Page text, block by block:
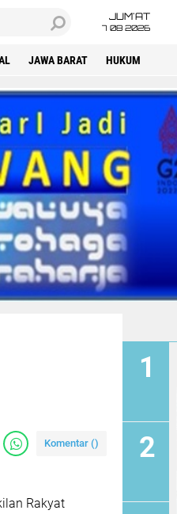
JUM'AT
7 08 2026
JAWA BARAT HUKUM
Komentar ()
Rakyat